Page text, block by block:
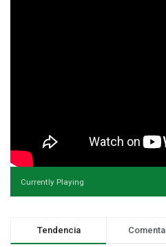
Currently Playing
Tendencia